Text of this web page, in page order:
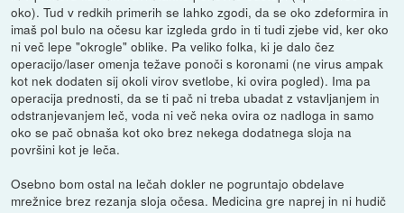
oko). Tud v redkih primerih se lahko zgodi, da se oko zdeformira in
imaš pol bulo na očesu kar izgleda grdo in ti tudi zjebe vid, ker oko
ni več lepe "okrogle" oblike. Pa veliko folka, ki je dalo čez
operacijo/laser omenja težave ponoči s koronami (ne virus ampak
kot nek dodaten sij okoli virov svetlobe, ki ovira pogled). Ima pa
operacija prednosti, da se ti pač ni treba ubadat z vstavljanjem in
odstranjevanjem leč, voda ni več neka ovira oz nadloga in samo
oko se pač obnaša kot oko brez nekega dodatnega sloja na
površini kot je leča.
Osebno bom ostal na lečah dokler ne pogruntajo obdelave
mrežnice brez rezanja sloja očesa. Medicina gre naprej in ni hudič